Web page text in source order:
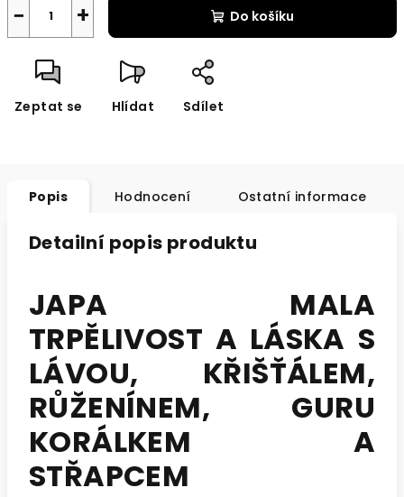
+
− Do košíku
Zeptat se Hlídat Sdílet
Popis Hodnocení Ostatní informace
Detailní popis produktu
JAPA MALA
TRPĚLIVOST A LÁSKA S
LÁVOU, KŘIŠŤÁLEM,
RŮŽENÍNEM, GURU
KORÁLKEM A
STŘAPCEM